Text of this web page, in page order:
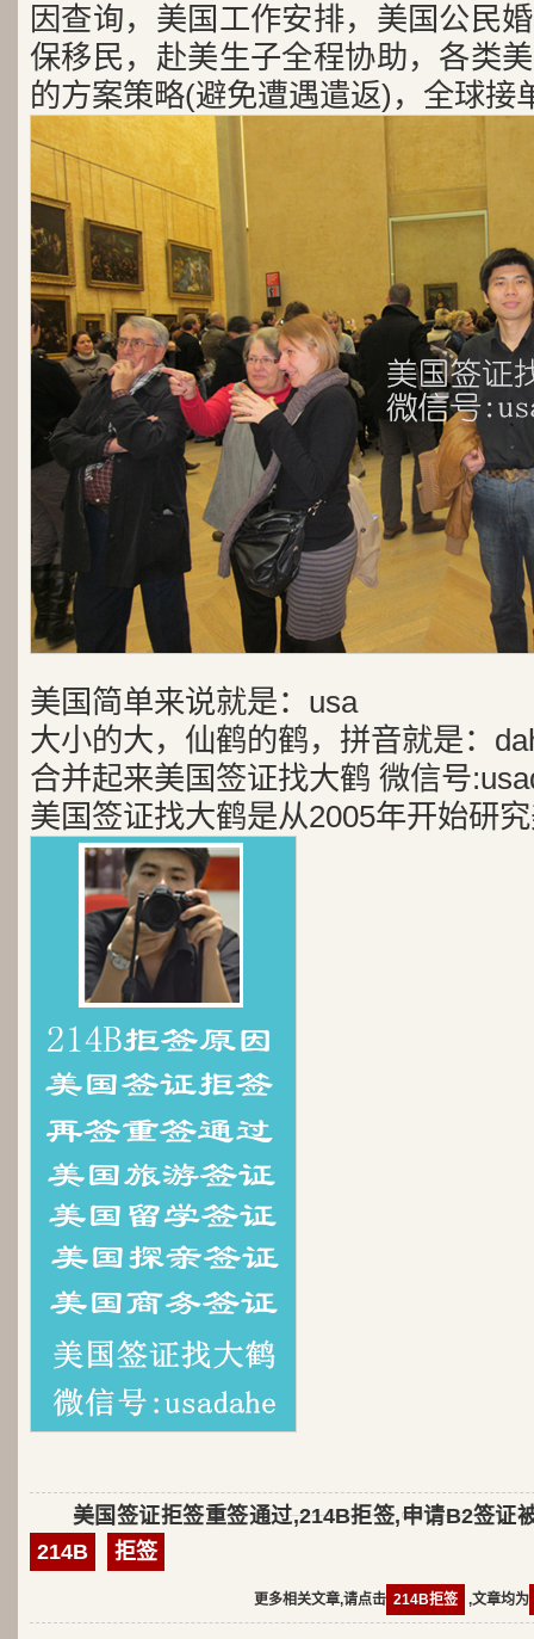
因查询，美国工作安排，美国公民
保移民，赴美生子全程协助，各类
的方案策略(避免遭遇遣返)，全球接
美国简单来说就是：usa
大小的大，仙鹤的鹤，拼音就是：
合并起来美国签证找大鹤 微信号
美国签证找大鹤是从2005年开始研
美国签证拒签重签通过,214B拒签,申请B2签证
214B
拒签
更多相关文章,请点击 214B拒签 ,文章均为